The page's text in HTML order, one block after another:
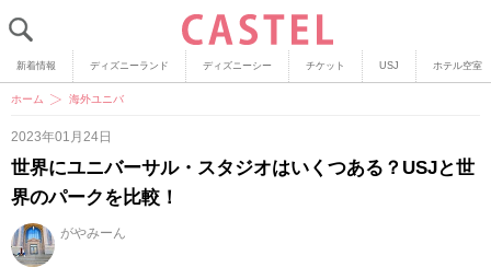
新着情報 ディズニーランド ディズニーシー チケット USJ ホテル空室
ホーム 海外ユニバ
2023年01月24日
世界にユニバーサル・スタジオはいくつある？USJと世
界のパークを比較！
がやみーん